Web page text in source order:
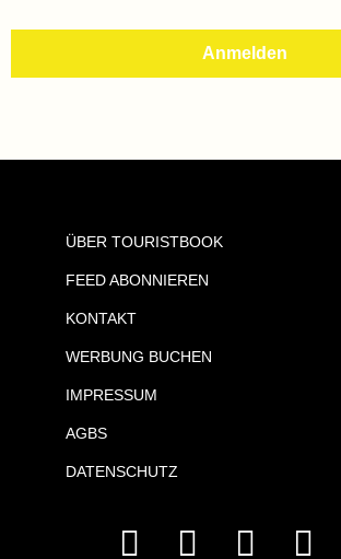
ÜBER TOURISTBOOK
FEED ABONNIEREN
KONTAKT
WERBUNG BUCHEN
IMPRESSUM
AGBS
DATENSCHUTZ